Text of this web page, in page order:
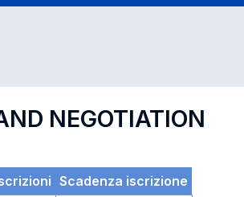
NEGOTIATION
Scadenza iscrizione